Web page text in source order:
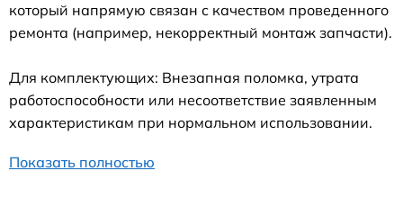
который напрямую связан с качеством проведенного
ремонта (например, некорректный монтаж запчасти).
Для комплектующих: Внезапная поломка, утрата
работоспособности или несоответствие заявленным
характеристикам при нормальном использовании.
Показать полностью